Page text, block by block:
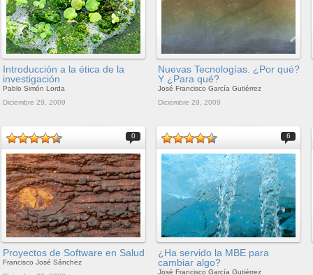
Introducción a la ética de la
investigación
Pablo Simón Lorda
Diciembre 29, 2009
Nuevas Tecnologías. ¿Por qué?
Y ¿Para qué?
José Francisco García Gutiérrez
Diciembre 29, 2009
0
Proyectos de Software en Salud
Francisco José Sánchez
6
¿Ha servido la MBE para
cambiar algo?
José Francisco García Gutiérrez